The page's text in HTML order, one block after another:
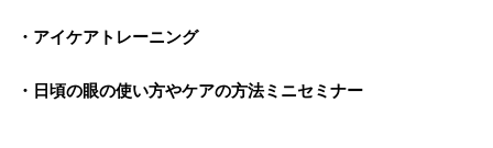
・アイケアトレーニング
・日頃の眼の使い方やケアの方法ミニセミナー